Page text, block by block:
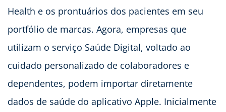
Health e os prontuários dos pacientes em seu
portfólio de marcas. Agora, empresas que
utilizam o serviço Saúde Digital, voltado ao
cuidado personalizado de colaboradores e
dependentes, podem importar diretamente
dados de saúde do aplicativo Apple. Inicialmente